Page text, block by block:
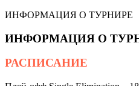
ИНФОРМАЦИЯ О ТУРНИРЕ
ИНФОРМАЦИЯ О
РАСПИСАНИЕ